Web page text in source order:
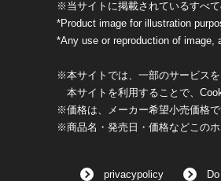
※当サイトに掲載されているすべ
*Product image for illustration
*Any use or reproduction of
※本サイトでは、一部のサービス
本サイトを利用することで、
※価格は、メーカー希望小売価格で
※商品名・発売日・価格などこの
privacypolicy